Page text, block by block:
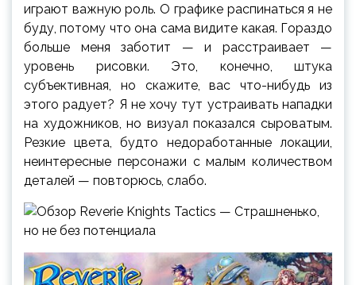
играют важную роль. О графике распинаться я не
буду, потому что она сама видите какая. Гораздо
больше меня заботит — и расстраивает —
уровень рисовки. Это, конечно, штука
субъективная, но скажите, вас что-нибудь из
этого радует? Я не хочу тут устраивать нападки
на художников, но визуал показался сыроватым.
Резкие цвета, будто недоработанные локации,
неинтересные персонажи с малым количеством
деталей — повторюсь, слабо.